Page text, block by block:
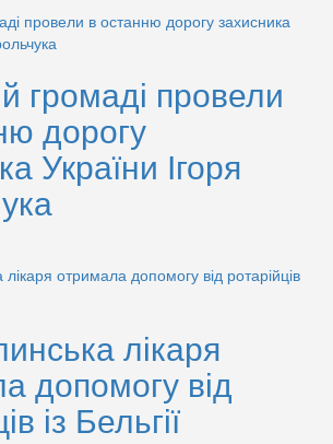
громаді провели
дорогу
України Ігоря
лікаря
допомогу від
із Бельгії